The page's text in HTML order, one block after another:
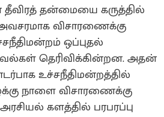
தன்மையை கருத்தில்
விசாரணைக்கு
ஒப்புதல்
தெரிவிக்கின்றன. அதன்
உச்சநீதிமன்றத்தில்
நாளை விசாரணைக்கு
களத்தில் பரபரப்பு